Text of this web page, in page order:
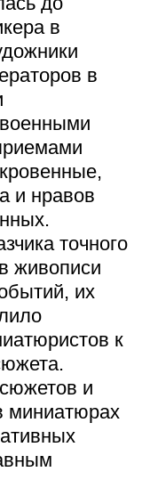
в
в
и нравов
точного
живописи
их
к
и
миниатюрах